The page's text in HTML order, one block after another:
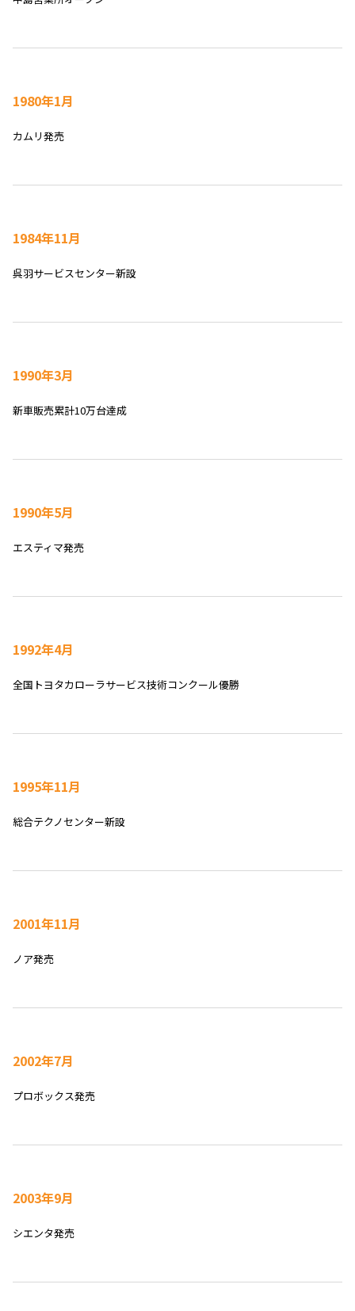
1980年1月
カムリ発売
1984年11月
呉羽サービスセンター新設
1990年3月
新車販売累計10万台達成
1990年5月
エスティマ発売
1992年4月
全国トヨタカローラサービス技術コンクール優勝
1995年11月
総合テクノセンター新設
2001年11月
ノア発売
2002年7月
プロボックス発売
2003年9月
シエンタ発売